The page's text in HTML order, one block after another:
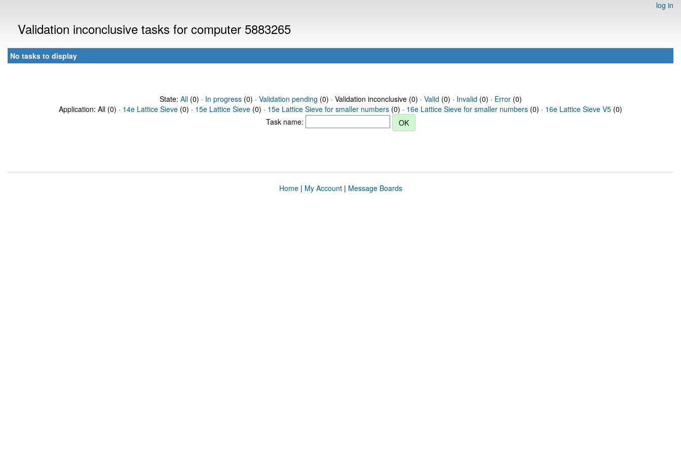
log in
Validation inconclusive tasks for computer 5883265
No tasks to display
State: All(0) · In progress(0) · Validation pending (0) · Validation inconclusive (0) · Valid (0) · Invalid (0) · Error(0)
Application: All (0) · 14e Lattice Sieve (0) · 15e Lattice Sieve (0) · 15e Lattice Sieve for smaller numbers (0) · 16e Lattice Sieve for smaller numbers (0) · 16e Lattice Sieve V5 (0)
Task name:
Home| My Account| Message Boards